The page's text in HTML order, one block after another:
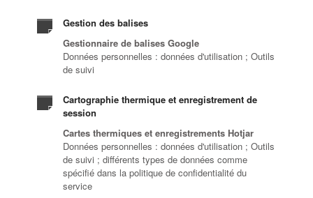
Gestion des balises
Gestionnaire de balises Google
Données personnelles : données d'utilisation ; Outils
de suivi
Cartographie thermique et enregistrement de
session
Cartes thermiques et enregistrements Hotjar
Données personnelles : données d'utilisation ; Outils
de suivi ; différents types de données comme
spécifié dans la politique de confidentialité du
service